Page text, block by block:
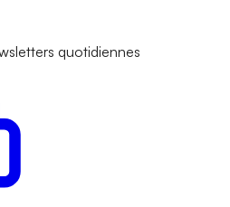
quotidiennes